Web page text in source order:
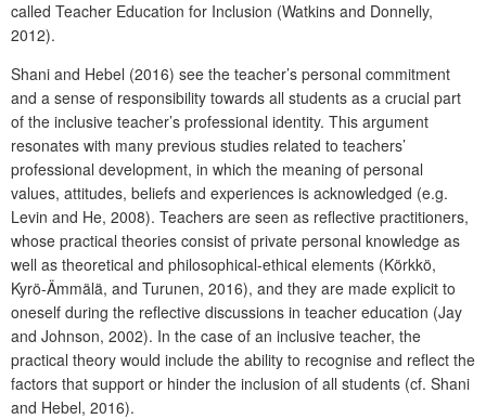
called Teacher Education for Inclusion (Watkins and Donnelly,
2012).
Shani and Hebel (2016) see the teacher’s personal commitment
and a sense of responsibility towards all students as a crucial part
of the inclusive teacher’s professional identity. This argument
resonates with many previous studies related to teachers’
professional development, in which the meaning of personal
values, attitudes, beliefs and experiences is acknowledged (e.g.
Levin and He, 2008). Teachers are seen as reflective practitioners,
whose practical theories consist of private personal knowledge as
well as theoretical and philosophical-ethical elements (Körkkö,
Kyrö-Ämmälä, and Turunen, 2016), and they are made explicit to
oneself during the reflective discussions in teacher education (Jay
and Johnson, 2002). In the case of an inclusive teacher, the
practical theory would include the ability to recognise and reflect the
factors that support or hinder the inclusion of all students (cf. Shani
and Hebel, 2016).